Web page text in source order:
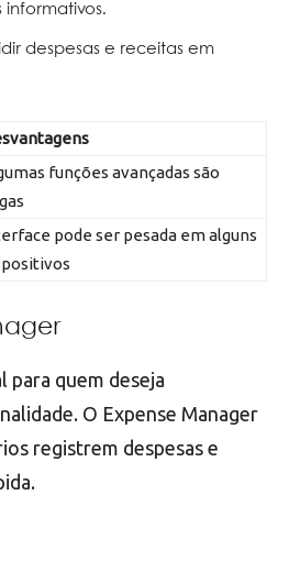
informativos.
despesas e receitas em
funções avançadas são
pode ser pesada em alguns
para quem deseja
O Expense Manager
registrem despesas e